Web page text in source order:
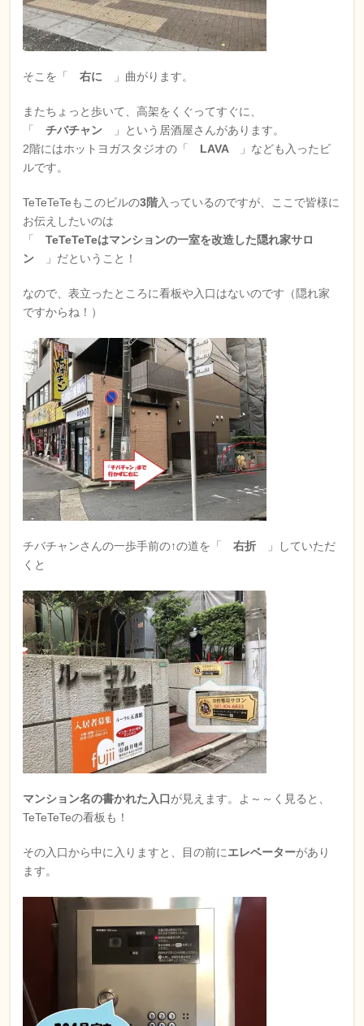
そこを「右に 」曲がります。
またちょっと歩いて、高架をくぐってすぐに、
「チバチャン 」という居酒屋さんがあります。
2階にはホットヨガスタジオの「 LAVA
」なども入ったビ
ルです。
TeTeTeTeもこのビルの3階入っているのですが、ここで皆様に
お伝えしたいのは
「TeTeTeTeはマンションの一室を改造した隠れ家サロ
ン
」だということ！
なので、表立ったところに看板や入口はないのです（隠れ家
ですからね！）
チバチャンさんの一歩手前の↑の道を「右折 」していただ
くと
マンション名の書かれた入口が見えます。よ～～く見ると、
TeTeTeTeの看板も！
その入口から中に入りますと、目の前にエレベーターがあり
ます。